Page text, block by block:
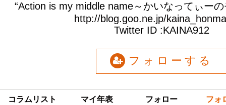
“Action is my middle name～かいなってぃー
http://blog.goo.ne.jp/
Twitter ID :KAINA912
フォローする
コラムリスト マイ年表 フォロー フォ